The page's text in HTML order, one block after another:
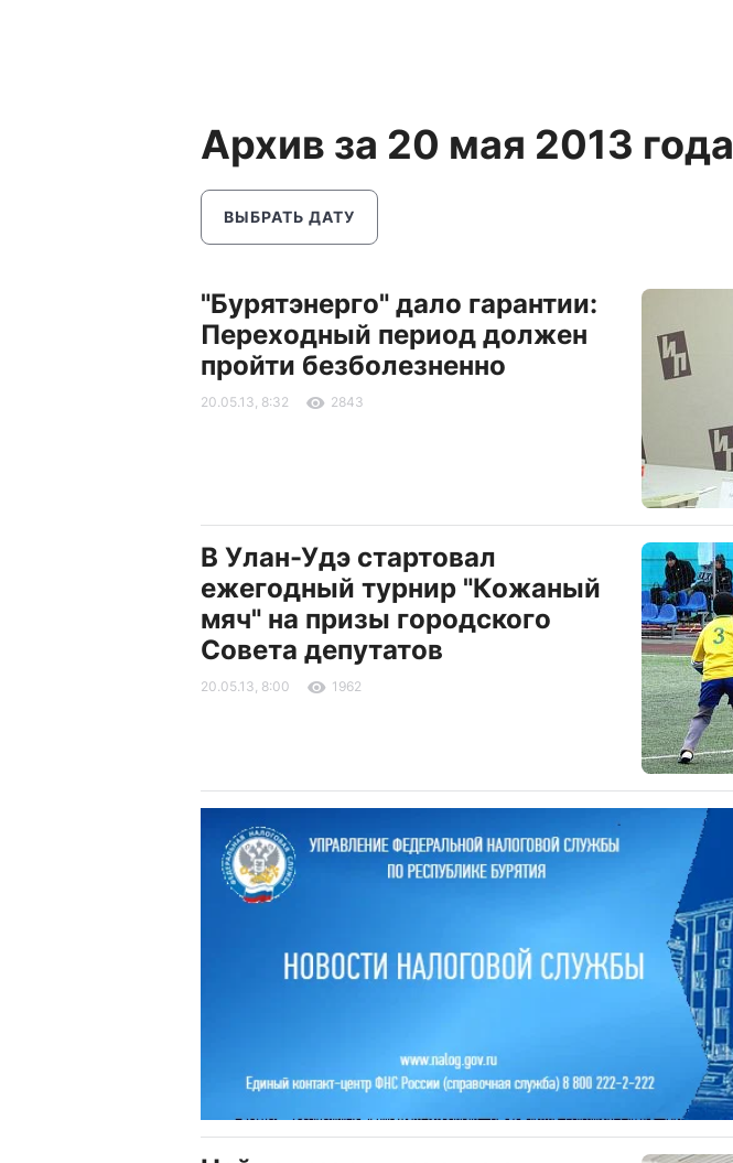
Архив за 20 мая 2013 года
ВЫБРАТЬ ДАТУ
"Бурятэнерго" дало гарантии:
Переходный период должен
пройти безболезненно
20.05.13, 8:32 2843
В Улан-Удэ стартовал
ежегодный турнир "Кожаный
мяч" на призы городского
Совета депутатов
20.05.13, 8:00 1962